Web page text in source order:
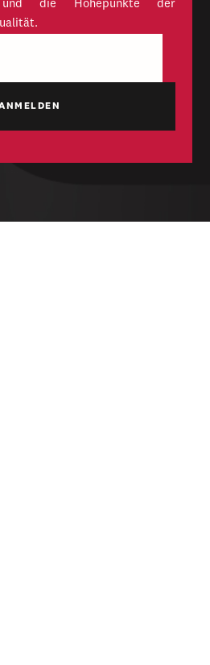
und die Höhepunkte der